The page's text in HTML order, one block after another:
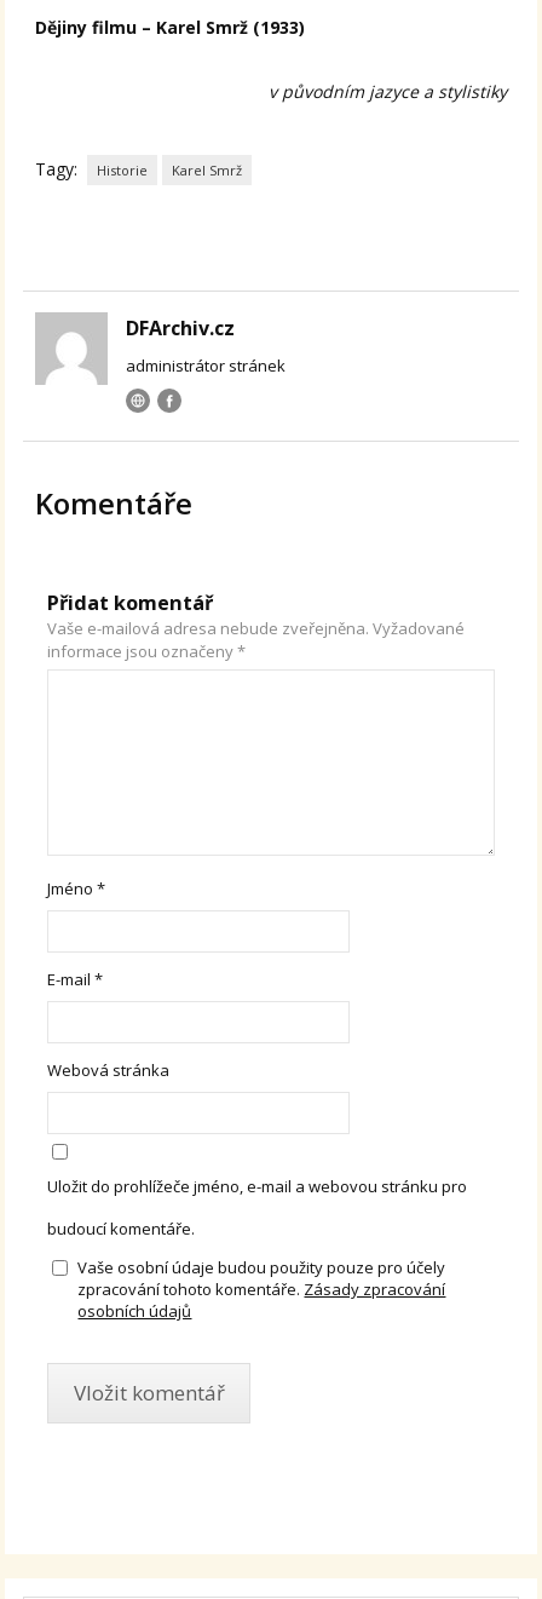
Dějiny filmu – Karel Smrž (1933)
v původním jazyce a stylistiky
Tagy: Historie Karel Smrž
DFArchiv.cz
administrátor stránek
Komentáře
Přidat komentář
Vaše e-mailová adresa nebude zveřejněna. Vyžadované
informace jsou označeny*
Jméno*
E-mail*
Webová stránka
Uložit do prohlížeče jméno, e-mail a webovou stránku pro
budoucí komentáře.
Vaše osobní údaje budou použity pouze pro účely
zpracování tohoto komentáře. Zásady zpracování
osobních údajů